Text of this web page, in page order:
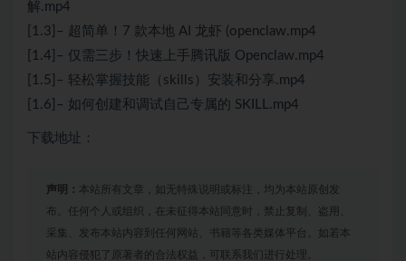
解.mp4
[1.3]– 超简单！7 款本地 AI 龙虾 (openclaw.mp4
[1.4]– 仅需三步！快速上手腾讯版 Openclaw.mp4
[1.5]– 轻松掌握技能（skills）安装和分享.mp4
[1.6]– 如何创建和调试自己专属的 SKILL.mp4
下载地址：
声明： 本站所有文章，如无特殊说明或标注，均为本站原创发
布。任何个人或组织，在未征得本站同意时，禁止复制、盗用、
采集、发布本站内容到任何网站、书籍等各类媒体平台。如若本
站内容侵犯了原著者的合法权益，可联系我们进行处理。